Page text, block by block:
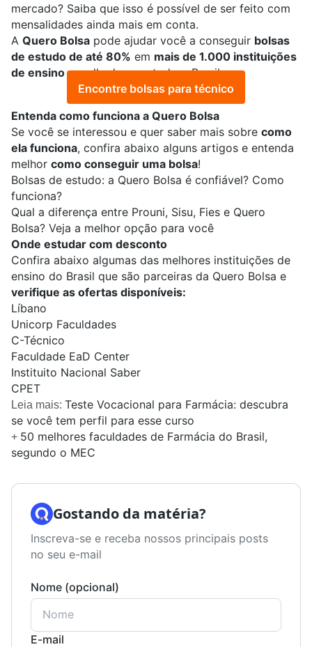
mercado? Saiba que isso é possível de ser feito com
mensalidades ainda mais em conta.
A Quero Bolsa pode ajudar você a conseguir bolsas
de estudo de até 80% em mais de 1.000 instituições
de ensinoespalhadas por todo o Brasil.
Encontre bolsas para técnico
Entenda como funciona a Quero Bolsa
Se você se interessou e quer saber mais sobre como
ela funciona, confira abaixo alguns artigos e entenda
melhor como conseguir uma bolsa!
Bolsas de estudo: a Quero Bolsa é confiável? Como
funciona?
Qual a diferença entre Prouni, Sisu, Fies e Quero
Bolsa? Veja a melhor opção para você
Onde estudar com desconto
Confira abaixo algumas das melhores instituições de
ensino do Brasil que são parceiras da Quero Bolsa e
verifique as ofertas disponíveis:
Líbano
Unicorp Faculdades
C-Técnico
Faculdade EaD Center
Instituito Nacional Saber
CPET
Leia mais: Teste Vocacional para Farmácia: descubra
se você tem perfil para esse curso
+ 50 melhores faculdades de Farmácia do Brasil,
segundo o MEC
Gostando da matéria?
Inscreva-se e receba nossos principais posts
no seu e-mail
Nome (opcional)
E-mail